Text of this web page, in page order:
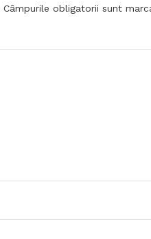
Câmpurile obligatorii sunt